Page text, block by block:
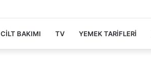
CILT BAKIMI TV YEMEK TARIFLERI